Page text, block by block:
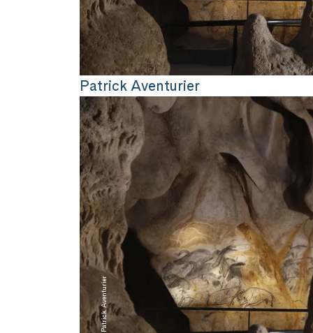
Patrick Aventurier
Patrick Aventurier